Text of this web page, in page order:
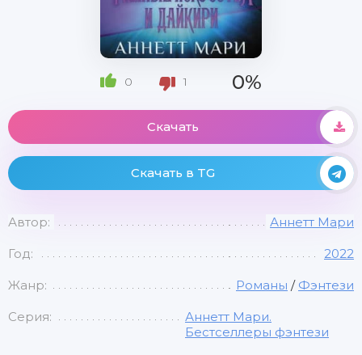
0 1 0%
Скачать
Скачать в TG
Автор: Аннетт Мари
Год: 2022
Жанр: Романы / Фэнтези
Серия:
Аннетт Мари.
Бестселлеры фэнтези